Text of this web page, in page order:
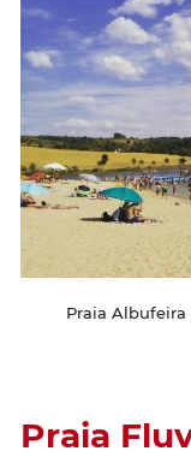
Praia Albufeira
Praia